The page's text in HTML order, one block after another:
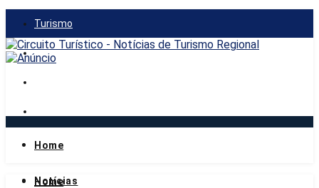
Turismo
Gastronomia
quinta-feira, 6 de agosto de 2026
Home
Notícias
Home